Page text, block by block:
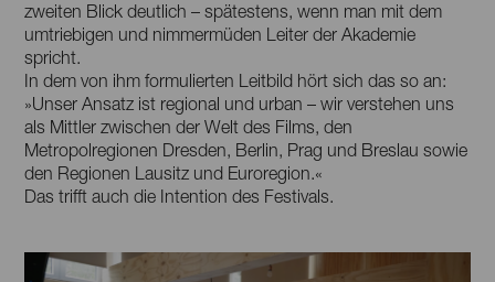
zweiten Blick deutlich – spätestens, wenn man mit dem
umtriebigen und nimmermüden Leiter der Akademie
spricht.
In dem von ihm formulierten Leitbild hört sich das so an:
»Unser Ansatz ist regional und urban – wir verstehen uns
als Mittler zwischen der Welt des Films, den
Metropolregionen Dresden, Berlin, Prag und Breslau sowie
den Regionen Lausitz und Euroregion.«
Das trifft auch die Intention des Festivals.